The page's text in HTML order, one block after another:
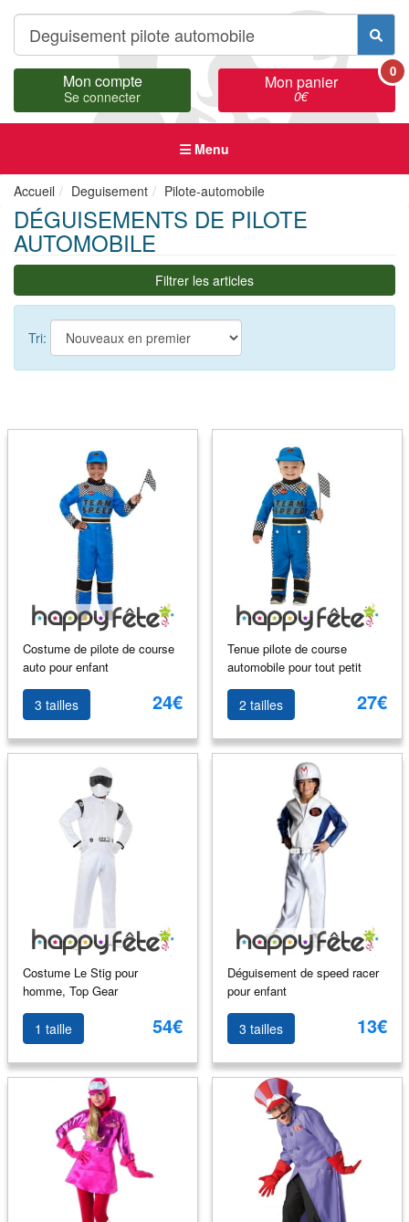
Mon compte
Se connecter
Mon panier
0€
0
Menu
Accueil Deguisement Pilote-automobile
DÉGUISEMENTS DE PILOTE
AUTOMOBILE
Filtrer les articles
Tri:
Costume de pilote de course
auto pour enfant
3 tailles 24€
Tenue pilote de course
automobile pour tout petit
2 tailles 27€
Costume Le Stig pour
homme, Top Gear
1 taille 54€
Déguisement de speed racer
pour enfant
3 tailles 13€